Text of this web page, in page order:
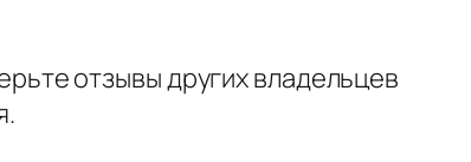
отзывы других владельцев